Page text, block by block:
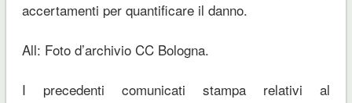
accertamenti per quantificare il danno.
All: Foto d’archivio CC Bologna.
I precedenti comunicati stampa relativi al